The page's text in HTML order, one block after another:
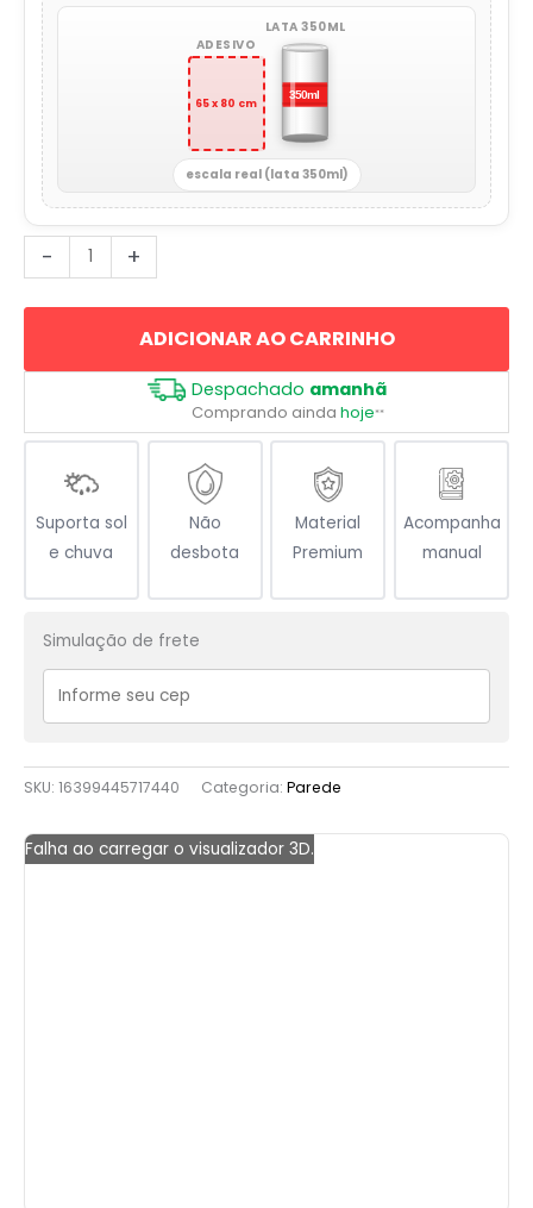
ADESIVO
65 x 80 cm
LATA 350ML
escala real (lata 350ml)
-
Versículo
Bíblico
41:10
+
ADICIONAR AO CARRINHO
Despachado amanhã
Comprando ainda hoje**
Suporta sol
e chuva
Não
desbota
Material
Premium
Acompanha
manual
Simulação de frete
SKU: 16399445717440 Categoria: Parede
Falha ao carregar o visualizador 3D.